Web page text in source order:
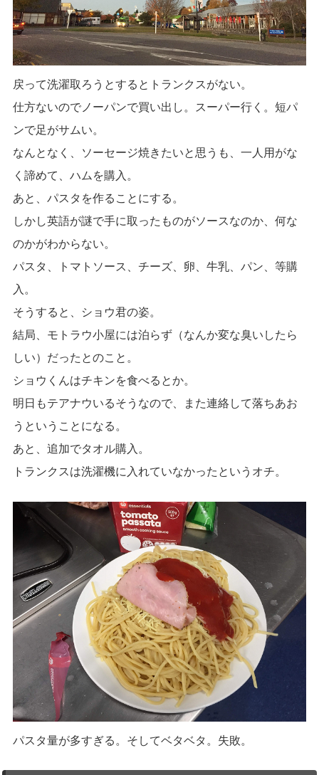
戻って洗濯取ろうとするとトランクスがない。
仕方ないのでノーパンで買い出し。スーパー行く。短パ
ンで足がサムい。
なんとなく、ソーセージ焼きたいと思うも、一人用がな
く諦めて、ハムを購入。
あと、パスタを作ることにする。
しかし英語が謎で手に取ったものがソースなのか、何な
のかがわからない。
パスタ、トマトソース、チーズ、卵、牛乳、パン、等購
入。
そうすると、ショウ君の姿。
結局、モトラウ小屋には泊らず（なんか変な臭いしたら
しい）だったとのこと。
ショウくんはチキンを食べるとか。
明日もテアナウいるそうなので、また連絡して落ちあお
うということになる。
あと、追加でタオル購入。
トランクスは洗濯機に入れていなかったというオチ。
パスタ量が多すぎる。そしてベタベタ。失敗。